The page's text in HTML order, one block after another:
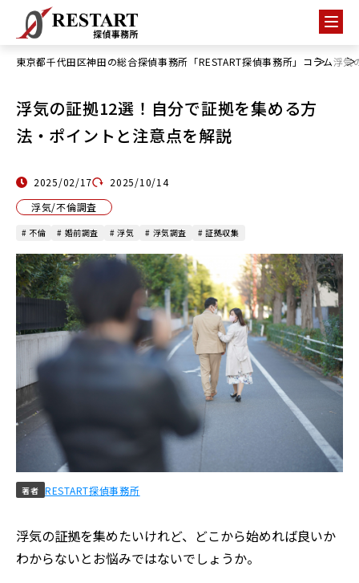
東京都千代田区神田の総合探偵事務所「RESTART探偵事務所」 コラム浮気
浮気の証拠12選！自分で証拠を集める方
法・ポイントと注意点を解説
2025/02/17
2025/10/14
浮気/不倫調査
# 不倫 # 婚前調査 # 浮気 # 浮気調査 # 証拠収集
著者 RESTART探偵事務所
浮気の証拠を集めたいけれど、どこから始めれば良いか
わからないとお悩みではないでしょうか。